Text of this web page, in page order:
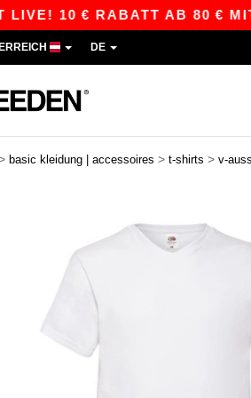
€ RABATT AB 80 € MIT
DE
basic kleidung | accessoires > t-shirts > v-